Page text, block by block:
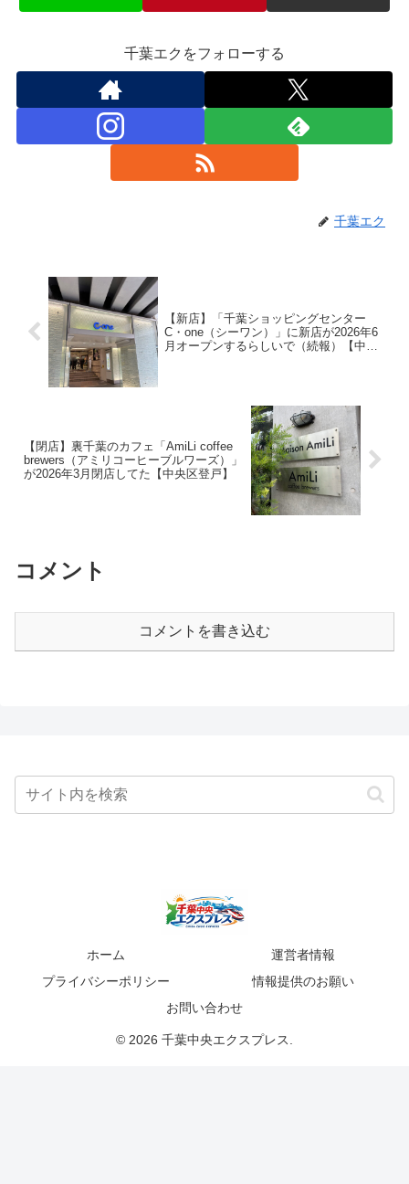
千葉エクをフォローする
千葉エク
【新店】「千葉ショッピングセンター
C・one（シーワン）」に新店が2026年6
月オープンするらしいで（続報）【中央
【閉店】裏千葉のカフェ「AmiLi coffee
brewers（アミリコーヒーブルワーズ）」
が2026年3月閉店してた【中央区登戸】
コメント
コメントを書き込む
ホーム
運営者情報
プライバシーポリシー
情報提供のお願い
お問い合わせ
© 2026 千葉中央エクスプレス.